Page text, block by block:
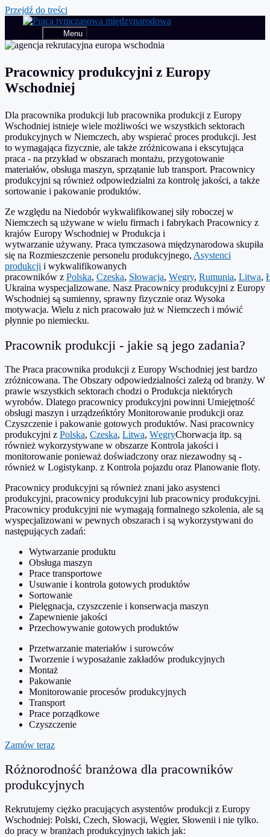
Przejdź do treści
Menu
Pracownicy produkcyjni z Europy
Wschodniej
Dla pracownika produkcji lub pracownika produkcji z Europy
Wschodniej istnieje wiele możliwości we wszystkich sektorach
produkcyjnych w Niemczech, aby wspierać proces produkcji. Jest
to wymagająca fizycznie, ale także zróżnicowana i ekscytująca
praca - na przykład w obszarach montażu, przygotowanie
materiałów, obsługa maszyn, sprzątanie lub transport. Pracownicy
produkcyjni są również odpowiedzialni za kontrolę jakości, a także
sortowanie i pakowanie produktów.
Ze względu na Niedobór wykwalifikowanej siły roboczej w
Niemczech są używane w wielu firmach i fabrykach Pracownicy z
krajów Europy Wschodniej w Produkcja i
wytwarzanie używany. Praca tymczasowa międzynarodowa skupiła
się na Rozmieszczenie personelu produkcyjnego, Asystenci
produkcji i wykwalifikowanych
pracowników z Polska, Czeska, Słowacja, Węgry, Rumunia, Litwa,
Ukraina wyspecjalizowane. Nasz Pracownicy produkcyjni z Europy
Wschodniej są sumienny, sprawny fizycznie oraz Wysoka
motywacja. Wielu z nich pracowało już w Niemczech i mówić
płynnie po niemiecku.
Pracownik produkcji - jakie są jego zadania?
The Praca pracownika produkcji z Europy Wschodniej jest bardzo
zróżnicowana. The Obszary odpowiedzialności zależą od branży. W
prawie wszystkich sektorach chodzi o Produkcja niektórych
wyrobów. Dlatego pracownicy produkcyjni powinni Umiejętność
obsługi maszyn i urządzeńktóry Monitorowanie produkcji oraz
Czyszczenie i pakowanie gotowych produktów. Nasi pracownicy
produkcyjni z Polska, Czeska, Litwa, WęgryChorwacja itp. są
również wykorzystywane w obszarze Kontrola jakości i
monitorowanie ponieważ doświadczony oraz niezawodny są -
również w Logistykanp. z Kontrola pojazdu oraz Planowanie floty.
Pracownicy produkcyjni są również znani jako asystenci
produkcyjni, pracownicy produkcyjni lub pracownicy produkcyjni.
Pracownicy produkcyjni nie wymagają formalnego szkolenia, ale są
wyspecjalizowani w pewnych obszarach i są wykorzystywani do
następujących zadań:
Wytwarzanie produktu
Obsługa maszyn
Prace transportowe
Usuwanie i kontrola gotowych produktów
Sortowanie
Pielęgnacja, czyszczenie i konserwacja maszyn
Zapewnienie jakości
Przechowywanie gotowych produktów
Przetwarzanie materiałów i surowców
Tworzenie i wyposażanie zakładów produkcyjnych
Montaż
Pakowanie
Monitorowanie procesów produkcyjnych
Transport
Prace porządkowe
Czyszczenie
Zamów teraz
Różnorodność branżowa dla pracowników
produkcyjnych
Rekrutujemy ciężko pracujących asystentów produkcji z Europy
Wschodniej: Polski, Czech, Słowacji, Węgier, Słowenii i nie tylko.
do pracy w branżach produkcyjnych takich jak: